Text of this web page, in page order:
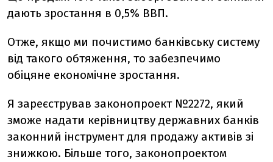
дають зростання в 0,5% ВВП.
Отже, якщо ми почистимо банківську систему
від такого обтяження, то забезпечимо
обіцяне економічне зростання.
Я зареєстрував законопроект №2272, який
зможе надати керівництву державних банків
законний інструмент для продажу активів зі
знижкою. Більше того, законопроектом